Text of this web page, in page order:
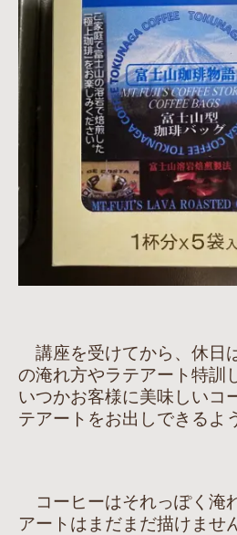
講座を受けてから、休日
の淹れ方やラテアート特訓
いつかお客様に美味しいコ
テアートをお出しできるよ
コーヒーはそれっぽく淹
アートはまだまだ描けませ